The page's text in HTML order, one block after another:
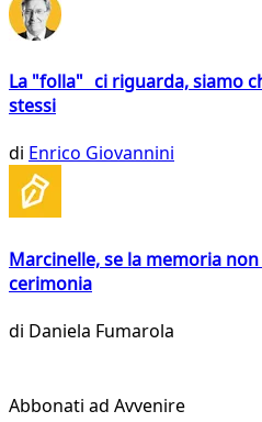
La "folla" ci riguarda, siamo
stessi
di Enrico Giovannini
Marcinelle, se la memoria
cerimonia
di Daniela Fumarola
Abbonati ad Avvenire